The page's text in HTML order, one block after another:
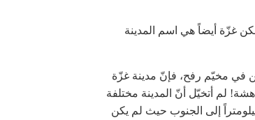
غزّة أيضاً هي اسم المدينة
في مخيّم رفح، فإنّ مدينة غزّة
لم أتخيّل أنّ المدينة مختلفة
إلى الجنوب حيث لم يكن